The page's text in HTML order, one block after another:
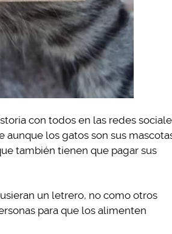
con todos en las redes
aunque los gatos son sus
también tienen que pagar sus
un letrero, no como otros
para que los alimenten